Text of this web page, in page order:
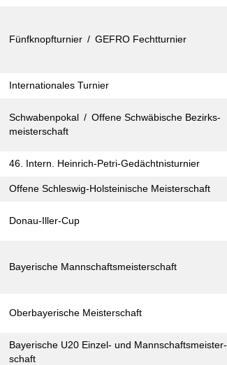
Fünfknopf­turnier / GEFRO Fecht­turnier
Internationales Turnier
Schwabenpokal / Offene Schwäbische Bezirks­
meister­schaft
46. Intern. Heinrich-Petri-Gedächtnis­turnier
Offene Schleswig-Holsteinische Meister­schaft
Donau-Iller-Cup
Bayerische Mann­schafts­meister­schaft
Ober­bayerische Meister­schaft
Bayerische U20 Einzel- und Mann­schafts­meister­
schaft